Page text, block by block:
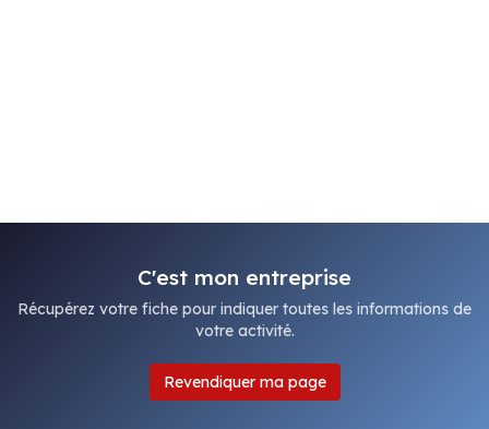
C'est mon entreprise
Récupérez votre fiche pour indiquer toutes les informations de
votre activité.
Revendiquer ma page